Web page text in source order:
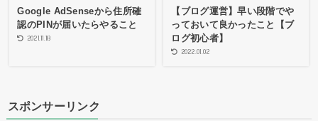
Google AdSenseから住所確
認のPINが届いたらやること
2021.11.18
【ブログ運営】早い段階でや
っておいて良かったこと【ブ
ログ初心者】
2022.01.02
スポンサーリンク